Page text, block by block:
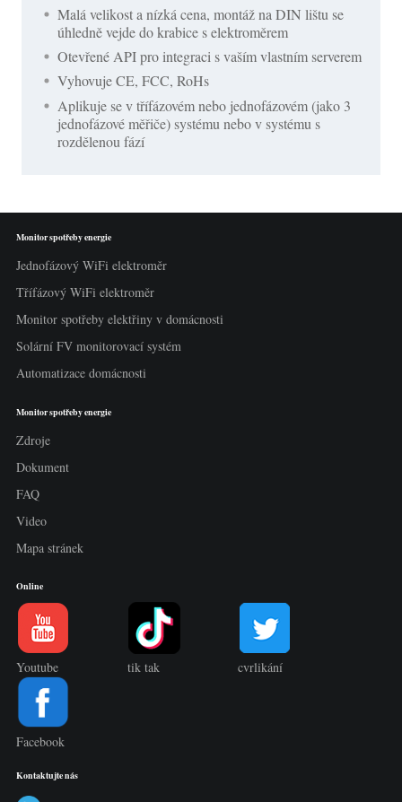
Malá velikost a nízká cena, montáž na DIN lištu se
úhledně vejde do krabice s elektroměrem
Otevřené API pro integraci s vaším vlastním serverem
Vyhovuje CE, FCC, RoHs
Aplikuje se v třífázovém nebo jednofázovém (jako 3
jednofázové měřiče) systému nebo v systému s
rozdělenou fází
Monitor spotřeby energie
Jednofázový WiFi elektroměr
Třífázový WiFi elektroměr
Monitor spotřeby elektřiny v domácnosti
Solární FV monitorovací systém
Automatizace domácnosti
Monitor spotřeby energie
Zdroje
Dokument
FAQ
Video
Mapa stránek
Online
Youtube tik tak cvrlikání
Facebook
Kontaktujte nás